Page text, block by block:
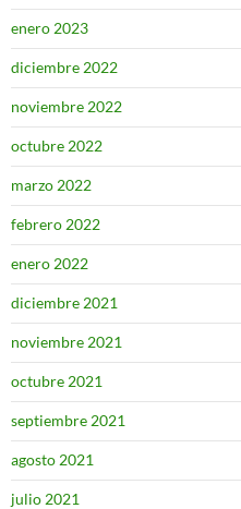
enero 2023
diciembre 2022
noviembre 2022
octubre 2022
marzo 2022
febrero 2022
enero 2022
diciembre 2021
noviembre 2021
octubre 2021
septiembre 2021
agosto 2021
julio 2021